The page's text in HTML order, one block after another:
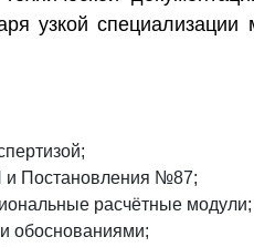
узкой
Постановления №87;
расчётные модули;
обоснованиями;